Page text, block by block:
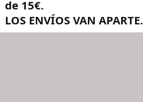
de 15€.
LOS ENVÍOS VAN APARTE.